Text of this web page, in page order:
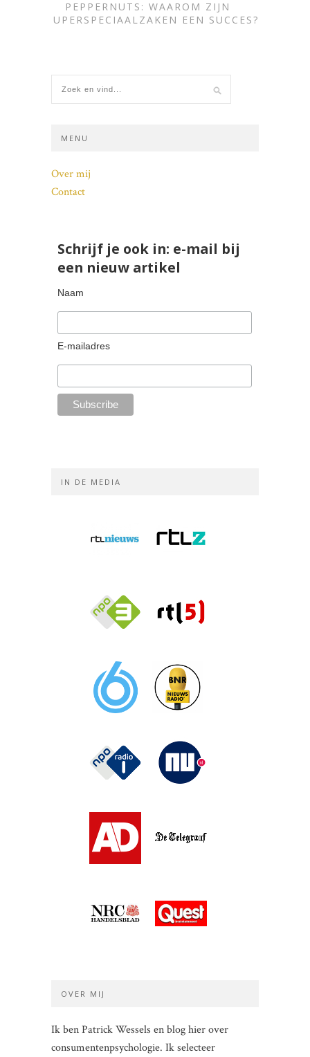
PEPPERNUTS: WAAROM ZIJN
SUPERSPECIAALZAKEN EEN SUCCES?
MENU
Over mij
Contact
Schrijf je ook in: e-mail bij
een nieuw artikel
Naam
E-mailadres
IN DE MEDIA
OVER MIJ
Ik ben Patrick Wessels en blog hier over
consumentenpsychologie. Ik selecteer